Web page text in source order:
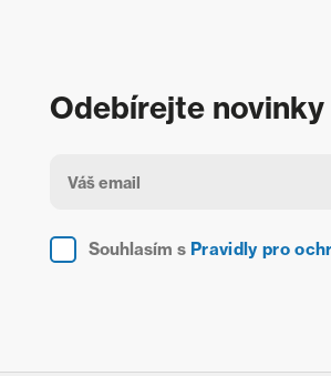
Odebírejte
Souhlasím s Pravidly pro